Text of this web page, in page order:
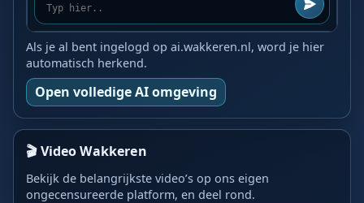
Als je al bent ingelogd op ai.wakkeren.nl, word je hier
automatisch herkend.
Open volledige AI omgeving
🎬 Video Wakkeren
Bekijk de belangrijkste video’s op ons eigen
ongecensureerde platform, en deel rond.